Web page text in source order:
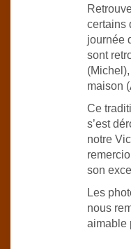
certains
journée
sont
maison
Ce
s’est
notre
son
Les
nous
aimable